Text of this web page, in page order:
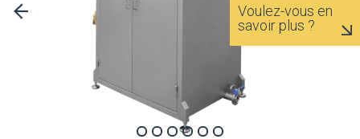
Voulez-vous en
savoir plus ?